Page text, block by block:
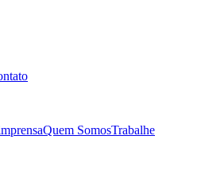
Quem SomosTrabalhe